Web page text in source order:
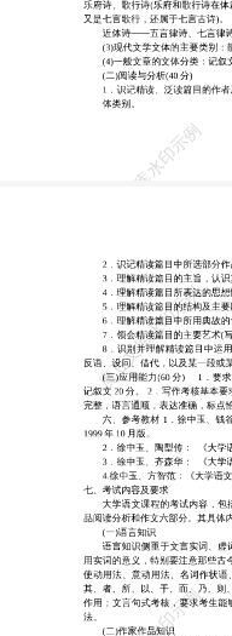
内容与表达方式划分)。 (二)
目的作者及所属国别或时代，所属文 体类
选部分作品。 3．理解精读
精读篇目所表达的思想情感
达的意思与情感。 6．理解
读篇目的主要艺术(写作)手
记叙文 20 分。 2．写作考
确，条理清楚，结构 完整，
整，格式规范。 六、参考教材 1．徐中玉、钱谷融： 《大学语文(自
考教材)》，华东师范 )(学出版社 1999 年 10 月版。 2．徐
徐中玉、齐森华： 《大学语文》，华东师范大学出版社 2001 年 6 月
版。 4.徐中玉、方智范：《
识、作家作品知识、文体知识、写作知识、
分。其具体内容和要求如下： (一)语言知识 语言知识侧重于文
词、虚词、句式。文言实词考
的意义，特别要注意那些古